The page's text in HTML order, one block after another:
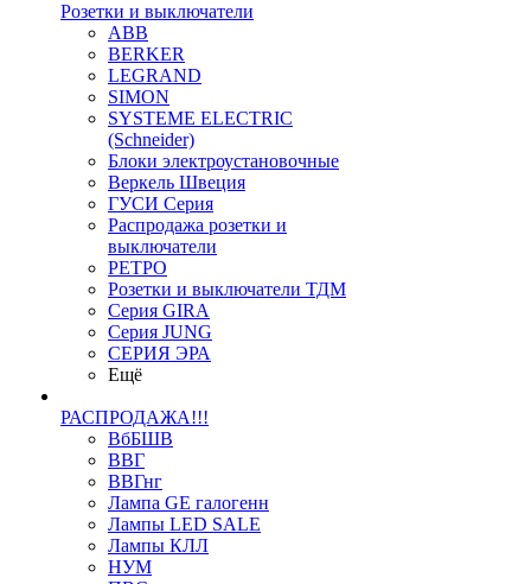
Розетки и выключатели
ABB
BERKER
LEGRAND
SIMON
SYSTEME ELECTRIC
(Schneider)
Блоки электроустановочные
Веркель Швеция
ГУСИ Серия
Распродажа розетки и
выключатели
РЕТРО
Розетки и выключатели ТДМ
Серия GIRA
Серия JUNG
СЕРИЯ ЭРА
Ещё
РАСПРОДАЖА!!!
ВбБШВ
ВВГ
ВВГнг
Лампа GE галогенн
Лампы LED SALE
Лампы КЛЛ
НУМ